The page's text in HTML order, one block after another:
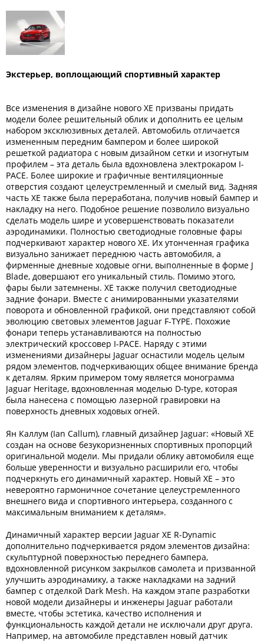
Экстерьер, воплощающий спортивный характер
Все изменения в дизайне нового XE призваны придать
модели более решительный облик и дополнить ее целым
набором эксклюзивных деталей. Автомобиль отличается
измененным передним бампером и более широкой
решеткой радиатора с новым дизайном сетки и изогнутым
профилем – эта деталь была вдохновлена электрокаром I-
PACE. Более широкие и графичные вентиляционные
отверстия создают целеустремленный и смелый вид. Задняя
часть XE также была переработана, получив новый бампер и
накладку на него. Подобное решение позволило визуально
сделать модель шире и усовершенствовать показатели
аэродинамики. Полностью светодиодные головные фары
подчеркивают характер нового XE. Их утонченная графика
визуально занижает переднюю часть автомобиля, а
фирменные дневные ходовые огни, выполненные в форме J
Blade, довершают его уникальный стиль. Помимо этого,
фары были затемнены. XE также получил светодиодные
задние фонари. Вместе с анимированными указателями
поворота и обновленной графикой, они представляют собой
эволюцию световых элементов Jaguar F-TYPE. Похожие
фонари теперь устанавливаются на полностью
электрический кроссовер I-PACE. Наряду с этими
изменениями дизайнеры Jaguar оснастили модель целым
рядом элементов, подчеркивающих общее внимание бренда
к деталям. Ярким примером тому является монограмма
Jaguar Heritage, вдохновленная моделью D-type, которая
была нанесена с помощью лазерной гравировки на
поверхность дневных ходовых огней.
Ян Каллум (Ian Callum), главный дизайнер Jaguar: «Новый XE
создан на основе безукоризненных спортивных пропорций
оригинальной модели. Мы придали облику автомобиля еще
больше уверенности и визуально расширили его, чтобы
подчеркнуть его динамичный характер. Новый XE – это
невероятно гармоничное сочетание целеустремленного
внешнего вида и спортивного интерьера, созданного с
максимальным вниманием к деталям».
Динамичный характер версии Jaguar XE R-Dynamic
дополнительно подчеркивается рядом элементов дизайна:
скульптурной поверхностью переднего бампера,
вдохновленной рисунком закрылков самолета и призванной
улучшить аэродинамику, а также накладками на задний
бампер с отделкой Dark Mesh. На каждом этапе разработки
новой модели дизайнеры и инженеры Jaguar работали
вместе, чтобы эстетика, качество исполнения и
функциональность каждой детали не исключали друг друга.
Например, на автомобиле представлен новый датчик